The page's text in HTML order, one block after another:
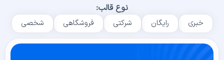
نوع قالب:
خبری رایگان شرکتی فروشگاهی شخصی